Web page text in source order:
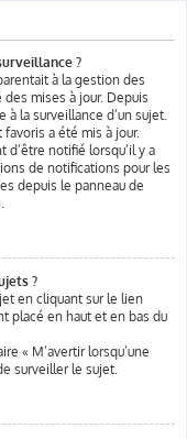
?
à la gestion des
des mises à jour. Depuis
à la surveillance d’un sujet.
a été mis à jour.
notifié lorsqu’il y a
de notifications pour les
depuis le panneau de
?
en cliquant sur le lien
placé en haut et en bas du
« M’avertir lorsqu’une
surveiller le sujet.